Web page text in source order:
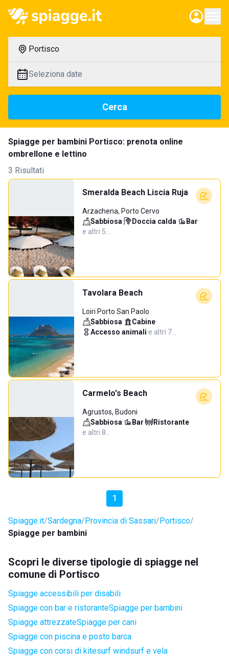
Portisco
Seleziona date
Cerca
Spiagge per bambini Portisco: prenota online
ombrellone e lettino
3 Risultati
Smeralda Beach Liscia Ruja
Arzachena, Porto Cervo
Sabbiosa· Doccia calda· Bar·
e altri 5…
Tavolara Beach
Loiri Porto San Paolo
Sabbiosa· Cabine·
Accesso animali·e altri 7…
Carmelo's Beach
Agrustos, Budoni
Sabbiosa· Bar· Ristorante·
e altri 8…
1
Spiagge.it Sardegna Provincia di Sassari Portisco
Spiagge per bambini
Scopri le diverse tipologie di spiagge nel
comune di Portisco
Spiagge accessibili per disabili
Spiagge con bar e ristoranteSpiagge per bambini
Spiagge attrezzateSpiagge per cani
Spiagge con piscina e posto barca
Spiagge con corsi di kitesurf windsurf e vela